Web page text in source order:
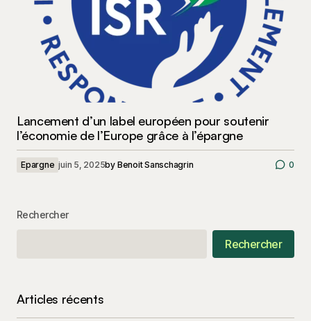
Lancement d’un label européen pour soutenir
l’économie de l’Europe grâce à l’épargne
Epargne juin 5, 2025by Benoit Sanschagrin 0
Rechercher
Rechercher
Articles récents